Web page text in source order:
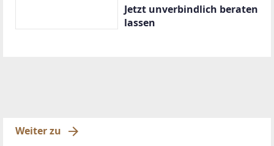
Jetzt unverbindlich beraten
lassen
Weiter zu